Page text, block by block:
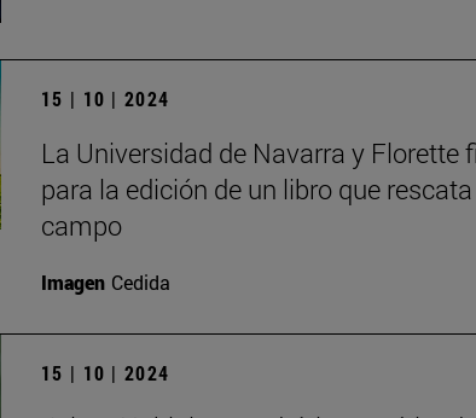
15 | 10 | 2024
La Universidad de Navarra y Florette
para la edición de un libro que
campo
Imagen Cedida
15 | 10 | 2024